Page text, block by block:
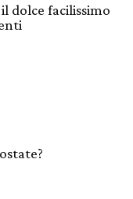
dolce facilissimo